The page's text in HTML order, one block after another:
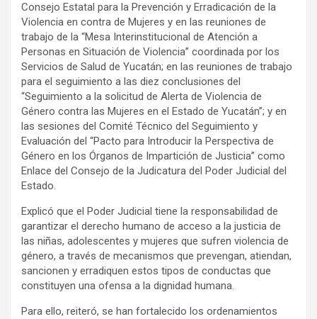
Consejo Estatal para la Prevención y Erradicación de la
Violencia en contra de Mujeres y en las reuniones de
trabajo de la “Mesa Interinstitucional de Atención a
Personas en Situación de Violencia” coordinada por los
Servicios de Salud de Yucatán; en las reuniones de trabajo
para el seguimiento a las diez conclusiones del
“Seguimiento a la solicitud de Alerta de Violencia de
Género contra las Mujeres en el Estado de Yucatán”; y en
las sesiones del Comité Técnico del Seguimiento y
Evaluación del “Pacto para Introducir la Perspectiva de
Género en los Órganos de Impartición de Justicia” como
Enlace del Consejo de la Judicatura del Poder Judicial del
Estado.
Explicó que el Poder Judicial tiene la responsabilidad de
garantizar el derecho humano de acceso a la justicia de
las niñas, adolescentes y mujeres que sufren violencia de
género, a través de mecanismos que prevengan, atiendan,
sancionen y erradiquen estos tipos de conductas que
constituyen una ofensa a la dignidad humana.
Para ello, reiteró, se han fortalecido los ordenamientos